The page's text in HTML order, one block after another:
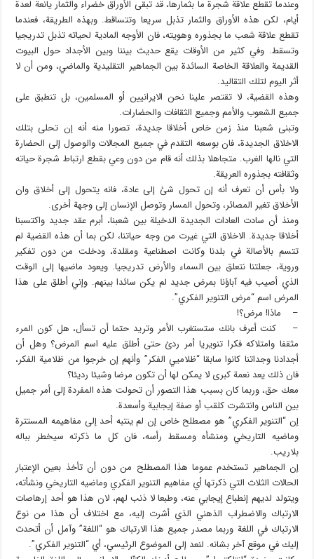
وعندما تقطع علاقة شجرة ما بثمارها، قد تبقى الأوراق خضراء والثمار يانعة لعدة
أيام، لكن هذه الأوراق والثمار تذبل سريعا وتتساقط. وبهذه الطريقة، فعندما
تقطع علاقة شعب ما بجذوره وهويته، فان الأوجه المادية لحياته تذبل تدريجيا
وتسقط. وفي كثير من الأوقات يقع حديث بيننا وبين الأجداد حول البيوت
القديمة والعلاقة الخاصة السائدة بين الجماهير التقليدية والماضي، ومن أن لا
أثر اليوم لتلك التقاليد.
وهذه القضية، لا تقتصر علينا نحن الايرانيين أو المسلمين، بل تنطبق على
جميع الشعوب والأمم وجميع الثقافات والحضارات.
وتبنى شعبنا منذ زمن خاص أخلاقا جديدة، تصورا منه أنه إن تحلى بتلك
الاخلاق الجديدة، فان بوسعه التقدم في جميع المجالات والوصول إلى الحضارة
التي نالها الغرب. متجاهلا بذلك أنه قام من دون وعي بقطع ارتباط شجرة حياته
وثقافته بجذوره العريقة.
ولا بأس أن تعرف أنه إن تحول شئ إلى عادة، فانه يتحول إلى أخلاق وان
الأخلاق تغير المصائر، وتحول المسار وتوصل الإنسان إلى وجهة أخرى.
ومنذ أن سادت العادات الجديدة الدخيلة بين شعبنا، أبرم عقد جديد واكتسبنا
أخلاقا جديدة. الاخلاق التي غيرت من وجه حياتنا، لكن بما أن هذه القضية لم
تتسم بالأصالة في بلدنا وكانت اصطناعية ومقلدة، ودخلت من دون تفكير
وروية، جعلتنا نتعلق بين السماء والأرض تدريجيا. ويعود ماضيها إلى الوقت
الذي أصيب فيه آباؤنا بمرض جديد لم يكن سائدا بينهم. وإني أطلق على هذا
المرض اسم “مرض التنوير الفكري”.
– ماذا! مرض؟!
– كنت أعرف بانك ستستغرب الأمر وتريد حتما أن تسأل، هل كون المرء
مثقفا وامتلاكه فكرا تنويريا أمر ردئ حتى أطلق عليه اسم المرض؟ وهل أن
أجدادنا وجداتنا كانوا سابقا “ظلاميي الفكر” وأنهم إن خرجوا من ظلامية الفكر،
فان ذلك يعد نعمة كبرى لا يمكن لها أن تكون مرضا وشيئا رديئا؟
معك حق، وربما كان بسبب هذا التصور أن تحولت هذه المفردة إلى أمر جميل
بين الناس وانتشرت كلقب أو صفة إيجابية وأسعدة.
إن “التنوير الفكري” هو مصطلح خاص إن لم ينتبه أحد إلى مفاهيمه المستترة
وماضيه التاريخي ومنشأه ومسقط رأسه، فان كل ما ذكرته سيخطر بباله
بلاريب.
إن الجماهير تستخدم عموما هذا المصطلح من دون أن تأخذ بعين الإعتبار
الحالات الثلاث التي ذكرتها أي مفاهيم التنوير الفكري وماضيه التاريخي ونشأته،
ويتولد لديهم إنطباع إيجابي عنه، وطبعا لا ذنب لهم، لان هذا هو أحد إرهاصات
الارتباك والاضطراب الذهني الذي أشرت إليه، مع اختلاف أن هذا من نوع
الارتباك في اللغة وربما مصدر جميع هذا الارتباك هو “اللغة” وآمل أن أتحدث
إليك في موقع آخر بشانه. لنعد إلى الموضوع الرئيسي، أي “التنوير الفكري”.